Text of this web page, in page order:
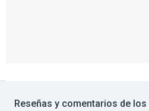
Reseñas y comentarios de